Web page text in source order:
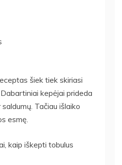
šiek tiek skiriasi
kepėjai prideda
Tačiau išlaiko
esmę.
kaip iškepti tobulus